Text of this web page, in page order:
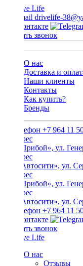
drivelife-
Заказать звонок
О нас
Доставка и
Наши клиенты
Контакты
Как купить?
Бренды
+7 964 11
ТЦ «Прибой», ул.
ТЦ «Автосити», ул.
ТЦ «Прибой», ул.
ТЦ «Автосити», ул.
+7 964 11
Заказать звонок
О нас
Отзывы